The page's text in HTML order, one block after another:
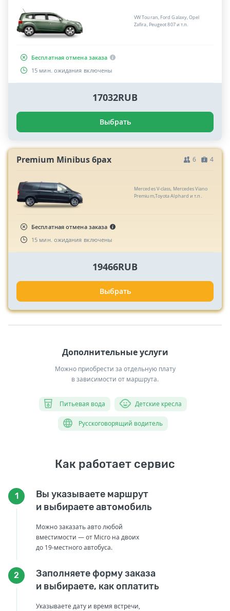
VW Touran, Ford Galaxy, Opel
Zafira, Peugeot 807 и т.п.
Бесплатная отмена заказа
15 мин. ожидания включены
17032RUB
Выбрать
Premium Minibus 6pax 6 4
Mercedes V-class, Mercedes Viano
Premium,Toyota Alphard и т.п.
Бесплатная отмена заказа
15 мин. ожидания включены
19466RUB
Выбрать
Дополнительные услуги
Можно приобрести за отдельную плату
в зависимости от маршрута.
Питьевая вода Детские кресла
Русскоговорящий водитель
Как работает сервис
1
Вы указываете маршрут
и выбираете автомобиль
Можно заказать авто любой
вместимости — от Micro на двоих
до 19-местного автобуса.
2
Заполняете форму заказа
и выбираете, как оплатить
Указываете дату и время встречи,